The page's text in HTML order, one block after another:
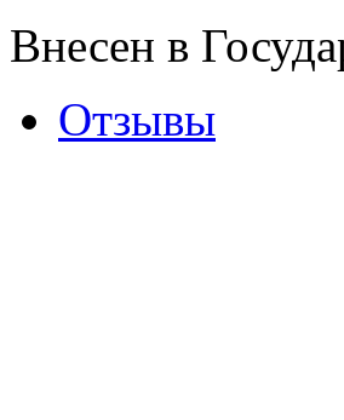
Внесен в
Отзывы